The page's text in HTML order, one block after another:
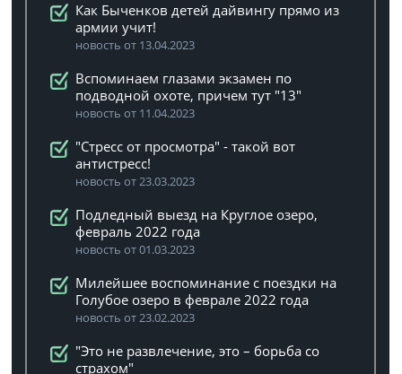
Как Быченков детей дайвингу прямо из
армии учит!
новость от 13.04.2023
Вспоминаем глазами экзамен по
подводной охоте, причем тут "13"
новость от 11.04.2023
"Стресс от просмотра" - такой вот
антистресс!
новость от 23.03.2023
Подледный выезд на Круглое озеро,
февраль 2022 года
новость от 01.03.2023
Милейшее воспоминание с поездки на
Голубое озеро в феврале 2022 года
новость от 23.02.2023
"Это не развлечение, это – борьба со
страхом"